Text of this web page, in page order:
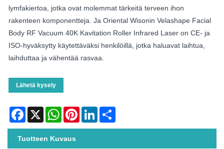
lymfakiertoa, jotka ovat molemmat tärkeitä terveen ihon
rakenteen komponentteja. Ja Oriental Wisonin Velashape Facial
Body RF Vacuum 40K Kavitation Roller Infrared Laser on CE- ja
ISO-hyväksytty käytettäväksi henkilöillä, jotka haluavat laihtua,
laihduttaa ja vähentää rasvaa.
Lähetä kysely
Facebook
X WhatsAppPinterestLinkedIn
Tuotteen Kuvaus